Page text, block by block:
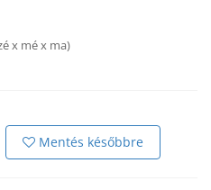
x mé x ma)
Mentés későbbre